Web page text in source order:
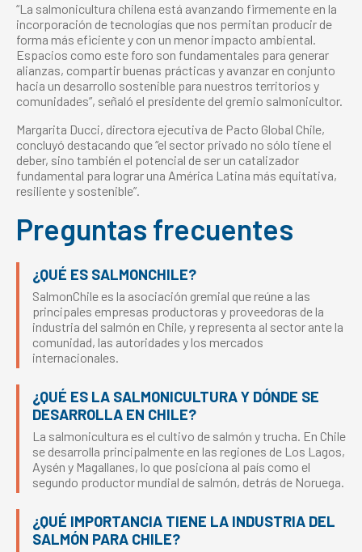
“La salmonicultura chilena está avanzando firmemente en la
incorporación de tecnologías que nos permitan producir de
forma más eficiente y con un menor impacto ambiental.
Espacios como este foro son fundamentales para generar
alianzas, compartir buenas prácticas y avanzar en conjunto
hacia un desarrollo sostenible para nuestros territorios y
comunidades”, señaló el presidente del gremio salmonicultor.
Margarita Ducci, directora ejecutiva de Pacto Global Chile,
concluyó destacando que “el sector privado no sólo tiene el
deber, sino también el potencial de ser un catalizador
fundamental para lograr una América Latina más equitativa,
resiliente y sostenible”.
Preguntas frecuentes
¿QUÉ ES SALMONCHILE?
SalmonChile es la asociación gremial que reúne a las
principales empresas productoras y proveedoras de la
industria del salmón en Chile, y representa al sector ante la
comunidad, las autoridades y los mercados
internacionales.
¿QUÉ ES LA SALMONICULTURA Y DÓNDE SE
DESARROLLA EN CHILE?
La salmonicultura es el cultivo de salmón y trucha. En Chile
se desarrolla principalmente en las regiones de Los Lagos,
Aysén y Magallanes, lo que posiciona al país como el
segundo productor mundial de salmón, detrás de Noruega.
¿QUÉ IMPORTANCIA TIENE LA INDUSTRIA DEL
SALMÓN PARA CHILE?